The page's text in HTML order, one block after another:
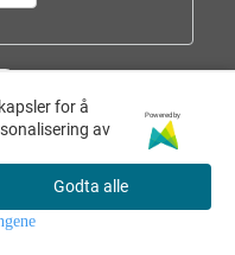
Powered by
for å
av
Powered by
Godta alle